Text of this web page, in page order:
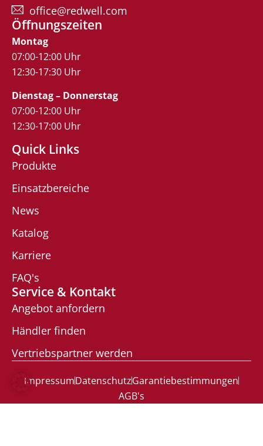
office@redwell.com
Öffnungszeiten
Montag
07:00-12:00 Uhr
12:30-17:30 Uhr
Dienstag – Donnerstag
07:00-12:00 Uhr
12:30-17:00 Uhr
Quick Links
Produkte
Einsatzbereiche
News
Katalog
Karriere
FAQ's
Service & Kontakt
Angebot anfordern
Händler finden
Vertriebspartner werden
ImpressumDatenschutzGarantiebestimmungen
AGB's